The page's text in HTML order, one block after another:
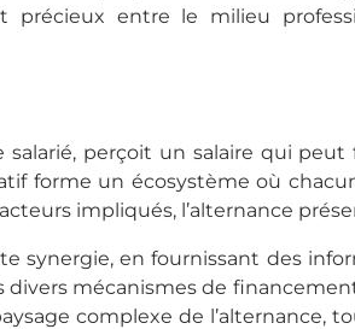
précieux entre le milieu
perçoit un salaire qui
forme un écosystème où
impliqués, l’alternance
synergie, en fournissant des
mécanismes de
complexe de l’alternance,